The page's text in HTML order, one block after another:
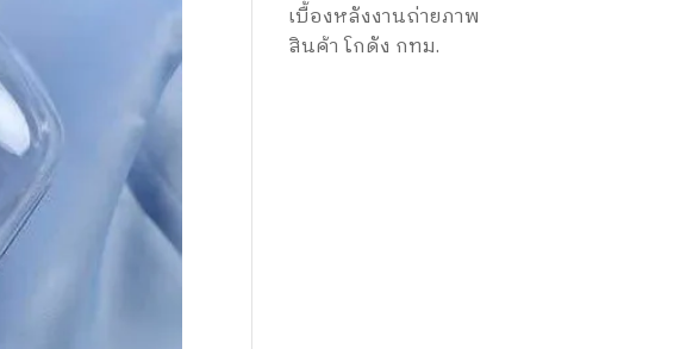
เบื้องหลังงานถ่ายภาพ
สินค้า โกดัง กทม.